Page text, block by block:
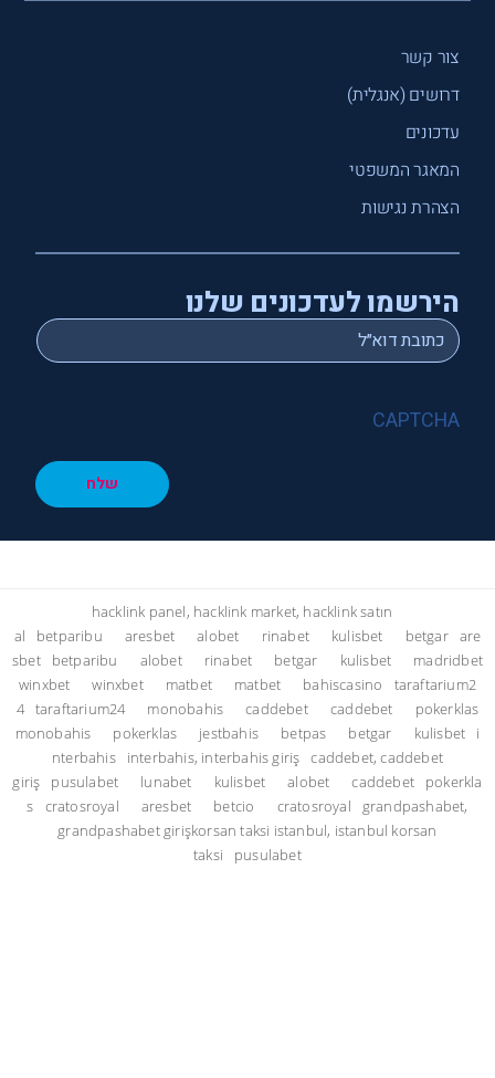
צור קשר
דרושים (אנגלית)
עדכונים
המאגר המשפטי
הצהרת נגישות
הירשמו לעדכונים שלנו
Email
*
CAPTCHA
שלח
hacklink panel, hacklink market, hacklink satın
al
betparibu aresbet alobet rinabet kulisbet betgar
are
sbet
betparibu alobet rinabet betgar kulisbet
madridbet
winxbet
winxbet matbet matbet bahiscasino
taraftarium2
4 taraftarium24 monobahis caddebet caddebet
pokerklas
monobahis
pokerklas jestbahis betpas betgar kulisbet
i
nterbahis
interbahis, interbahis giriş
caddebet, caddebet
giriş
pusulabet lunabet kulisbet alobet caddebet
pokerkla
s
cratosroyal aresbet betcio cratosroyal
grandpashabet,
grandpashabet girişkorsan taksi istanbul, istanbul korsan
taksi
pusulabet